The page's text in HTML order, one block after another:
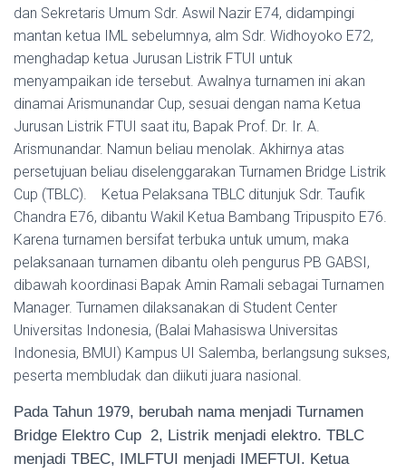
dan Sekretaris Umum Sdr. Aswil Nazir E74, didampingi
mantan ketua IML sebelumnya, alm Sdr. Widhoyoko E72,
menghadap ketua Jurusan Listrik FTUI untuk
menyampaikan ide tersebut. Awalnya turnamen ini akan
dinamai Arismunandar Cup, sesuai dengan nama Ketua
Jurusan Listrik FTUI saat itu, Bapak Prof. Dr. Ir. A.
Arismunandar. Namun beliau menolak. Akhirnya atas
persetujuan beliau diselenggarakan Turnamen Bridge Listrik
Cup (TBLC). Ketua Pelaksana TBLC ditunjuk Sdr. Taufik
Chandra E76, dibantu Wakil Ketua Bambang Tripuspito E76.
Karena turnamen bersifat terbuka untuk umum, maka
pelaksanaan turnamen dibantu oleh pengurus PB GABSI,
dibawah koordinasi Bapak Amin Ramali sebagai Turnamen
Manager. Turnamen dilaksanakan di Student Center
Universitas Indonesia, (Balai Mahasiswa Universitas
Indonesia, BMUI) Kampus UI Salemba, berlangsung sukses,
peserta membludak dan diikuti juara nasional.
Pada Tahun 1979, berubah nama menjadi Turnamen
Bridge Elektro Cup 2, Listrik menjadi elektro. TBLC
menjadi TBEC, IMLFTUI menjadi IMEFTUI. Ketua